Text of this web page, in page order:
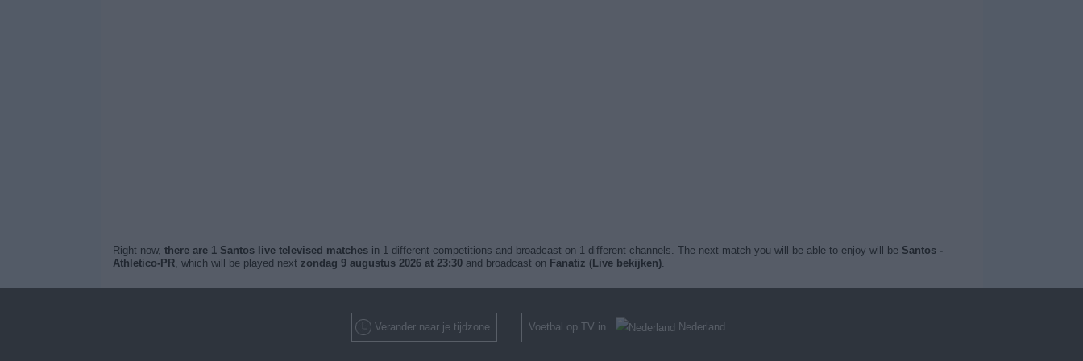
Right now, there are 1 Santos live televised matchesin 1 different competitions and broadcast on 1 different channels. The next match you will be able to enjoy will be Santos -
Athletico-PR, which will be played next zondag 9 augustus 2026 at 23:30and broadcast on Fanatiz (Live bekijken).
Verander naar je tijdzone Voetbal op TV in Nederland